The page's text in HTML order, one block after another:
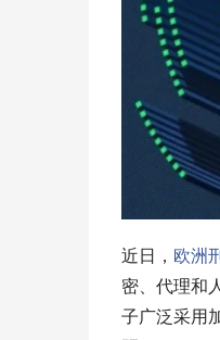
近日， 欧洲
密、代理和
子广泛采用